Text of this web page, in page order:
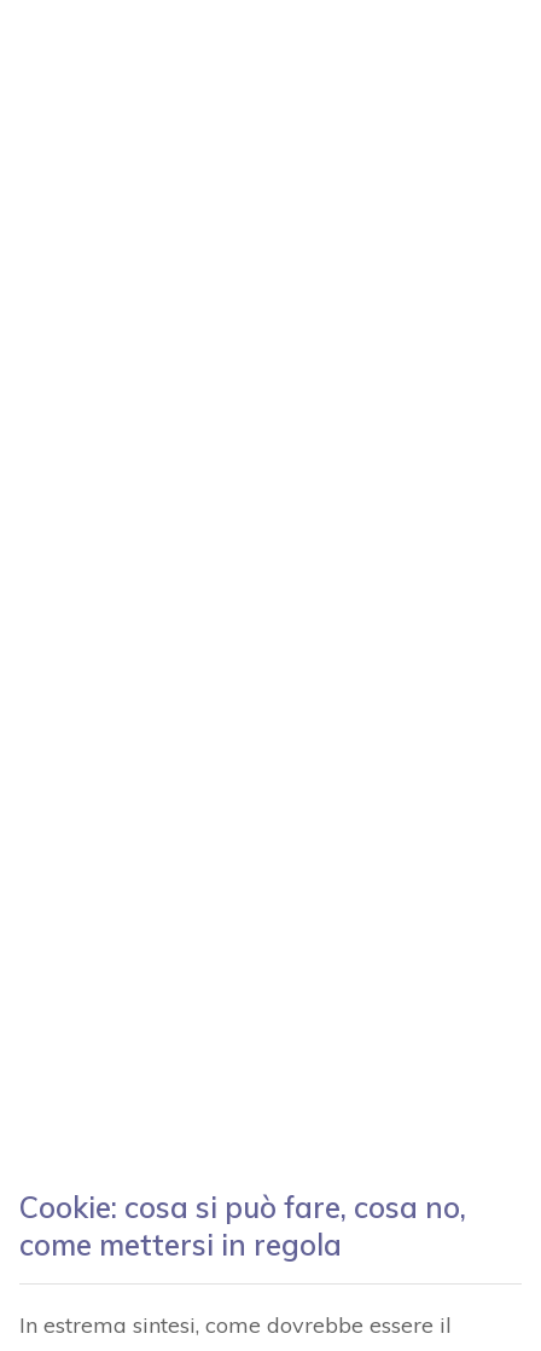
Cookie: cosa si può fare, cosa no,
come mettersi in regola
In estrema sintesi, come dovrebbe essere il